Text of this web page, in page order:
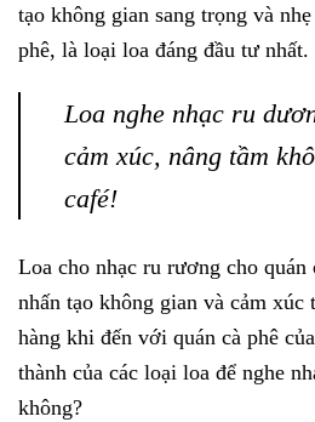
tạo không gian sang trọng và
phê, là loại loa đáng đầu tư nhất.
Loa nghe nhạc ru
cảm xúc, nâng tầm
café!
Loa cho nhạc ru rương cho quán
nhấn tạo không gian và cảm xúc
hàng khi đến với quán cà phê
thành của các loại loa để nghe
không?